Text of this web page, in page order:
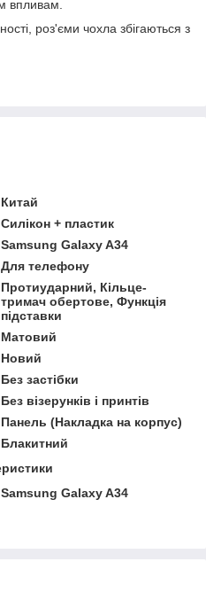
впливам.
роз'єми чохла збігаються з
Китай
Силікон + пластик
Samsung Galaxy A34
Для телефону
Протиударний, Кільце-
тримач обертове, Функція
підставки
Матовий
Новий
Без застібки
Без візерунків і принтів
Панель (Накладка на корпус)
Блакитний
Samsung Galaxy A34